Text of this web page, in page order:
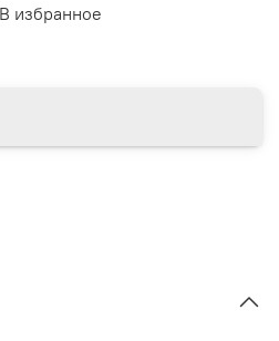
В избранное